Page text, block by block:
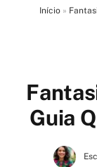
Início»
Guia